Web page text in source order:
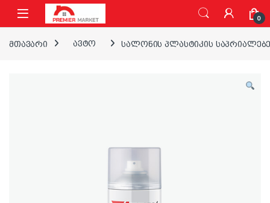
ნავიგაციაზე გადასვლა
შინაარსზე გადასვლა
0
მთავარი ავტო სალონის პლასტიკის